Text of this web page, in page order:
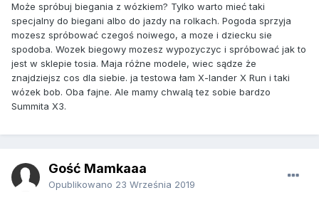
Może spróbuj biegania z wózkiem? Tylko warto mieć taki
specjalny do biegani albo do jazdy na rolkach. Pogoda sprzyja
mozesz spróbować czegoś noiwego, a moze i dziecku sie
spodoba. Wozek biegowy mozesz wypozyczyc i spróbować jak to
jest w sklepie tosia. Maja różne modele, wiec sądze że
znajdziejsz cos dla siebie. ja testowa łam X-lander X Run i taki
wózek bob. Oba fajne. Ale mamy chwalą tez sobie bardzo
Summita X3.
Gość Mamkaaa
Opublikowano 23 Września 2019